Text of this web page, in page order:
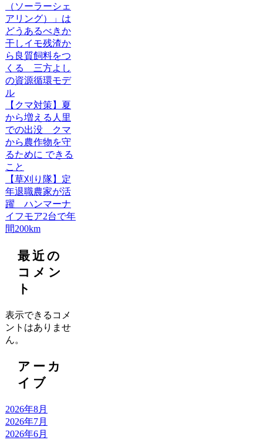
（ソーラーシェ
アリング）」は
どうあるべきか
干しイモ残渣か
ら良質飼料をつ
くる 三方よし
の資源循環モデ
ル
【クマ対策】夏
から増える人里
での出没 クマ
から農作物を守
るために できる
こと
【草刈り隊】定
年退職農家が活
躍 ハンマーナ
イフモア2台で年
間200km
最近の
コメン
ト
表示できるコメ
ントはありませ
ん。
アーカ
イブ
2026年8月
2026年7月
2026年6月